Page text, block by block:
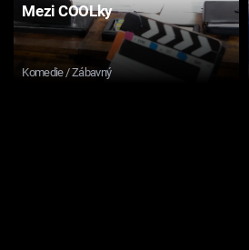
Mezi COOLky
Komedie / Zábavný